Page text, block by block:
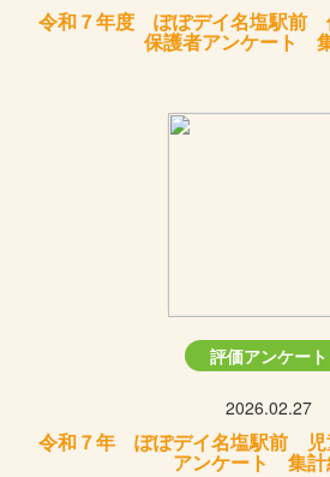
令和７年度 ぽぽデイ名塩駅前
保護者アンケート
評価アンケート
2026.02.27
令和７年 ぽぽデイ名塩駅前
アンケート 集計